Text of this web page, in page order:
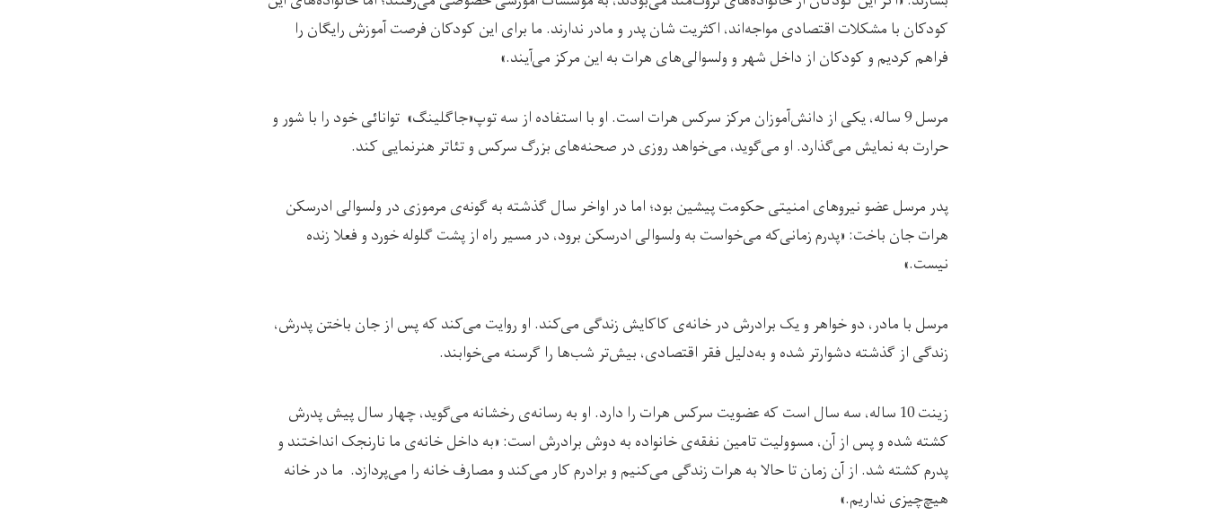
کودکان با مشکلات اقتصادی مواجه‌‌اند، اکثریت ‌شان پدر و مادر ندارند. ما برای این‌ کودکان فرصت آموزش رایگان را
فراهم کردیم و کودکان از داخل شهر و ولسوالی‌های هرات به این مرکز می‌آیند.»
مرسل 9 ساله، یکی از دانش‌آموزان مرکز سرکس هرات است. او با استفاده از سه ‌توپ«جاگلینگ» توانائی خود را با شور و
حرارت به ‌نمایش می‌گذارد. او می‌‌گوید، می‌خواهد روزی در صحنه‌های بزرگ سرکس و تئاتر هنرنمایی کند.
پدر مرسل عضو نیروهای امنیتی حکومت پیشین بود؛ اما در اواخر سال گذشته به گونه‌ی مرموزی در ولسوالی ادرسکن
هرات جان باخت: «پدرم زمانی‌که می‌خواست به ولسوالی ادرسکن برود، در مسیر راه از پشت گلوله خورد و فعلا زنده
نیست.»
مرسل با مادر، دو خواهر و یک برادرش در خانه‌ی کاکایش زندگی می‌کند. او روایت ‌می‌کند که پس از جان باختن پدرش،
زندگی از گذشته دشوارتر شده و به‌دلیل فقر اقتصادی، بیش‌تر شب‌ها را گرسنه می‌خوابند.
زینت 10 ساله، سه سال است که عضویت سرکس هرات را دارد. او به رسانه‌ی رخشانه می‌گوید، چهار سال پیش پدرش
کشته شده و پس از آن، مسوولیت تامین نفقه‌ی خانواده به دوش برادرش است: «به داخل خانه‌ی ما نارنجک انداختند و
پدرم کشته شد. از آن زمان تا حالا به هرات زندگی می‌کنیم و برادرم کار می‌کند و مصارف خانه را می‌پردازد. ما در خانه
هیچ‌چیزی نداریم.»